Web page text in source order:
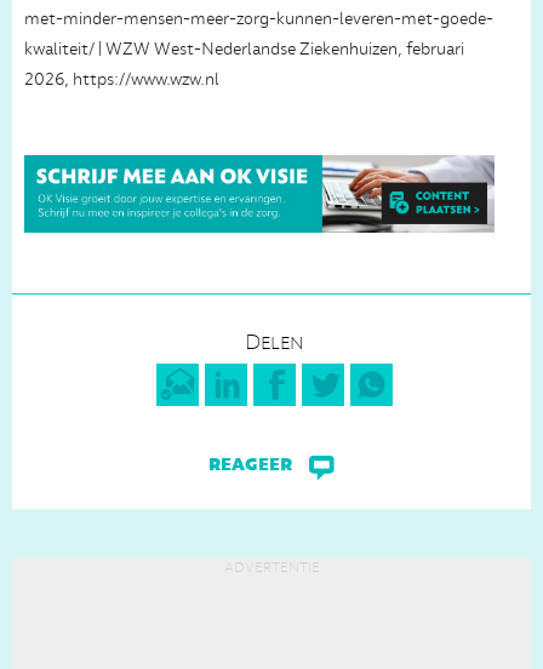
met-minder-mensen-meer-zorg-kunnen-leveren-met-goede-
kwaliteit/ | WZW West-Nederlandse Ziekenhuizen, februari
2026, https://www.wzw.nl
Delen
reageer
advertentie